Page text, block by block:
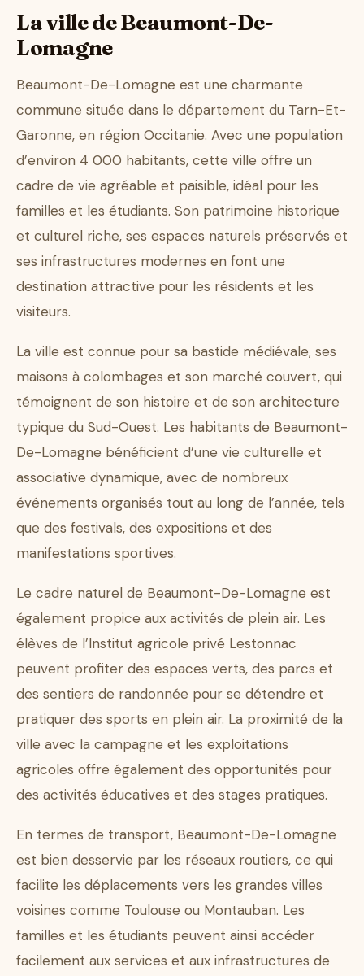
La ville de Beaumont-De-
Lomagne
Beaumont-De-Lomagne est une charmante
commune située dans le département du Tarn-Et-
Garonne, en région Occitanie. Avec une population
d’environ 4 000 habitants, cette ville offre un
cadre de vie agréable et paisible, idéal pour les
familles et les étudiants. Son patrimoine historique
et culturel riche, ses espaces naturels préservés et
ses infrastructures modernes en font une
destination attractive pour les résidents et les
visiteurs.
La ville est connue pour sa bastide médiévale, ses
maisons à colombages et son marché couvert, qui
témoignent de son histoire et de son architecture
typique du Sud-Ouest. Les habitants de Beaumont-
De-Lomagne bénéficient d’une vie culturelle et
associative dynamique, avec de nombreux
événements organisés tout au long de l’année, tels
que des festivals, des expositions et des
manifestations sportives.
Le cadre naturel de Beaumont-De-Lomagne est
également propice aux activités de plein air. Les
élèves de l’Institut agricole privé Lestonnac
peuvent profiter des espaces verts, des parcs et
des sentiers de randonnée pour se détendre et
pratiquer des sports en plein air. La proximité de la
ville avec la campagne et les exploitations
agricoles offre également des opportunités pour
des activités éducatives et des stages pratiques.
En termes de transport, Beaumont-De-Lomagne
est bien desservie par les réseaux routiers, ce qui
facilite les déplacements vers les grandes villes
voisines comme Toulouse ou Montauban. Les
familles et les étudiants peuvent ainsi accéder
facilement aux services et aux infrastructures de